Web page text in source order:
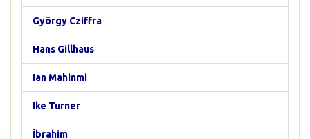
György Cziffra
Hans Gillhaus
Ian Mahinmi
Ike Turner
İbrahim